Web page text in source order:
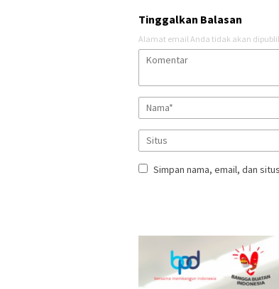
Tinggalkan Balasan
Alamat email Anda tidak akan
Simpan nama, email, dan